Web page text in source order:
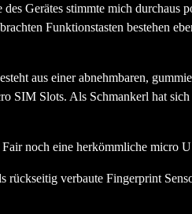
des Gerätes stimmte mich
Funktionstasten bestehen
aus einer abnehmbaren,
SIM Slots. Als Schmankerl hat
noch eine herkömmliche micro
verbaute Fingerprint